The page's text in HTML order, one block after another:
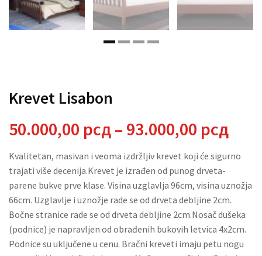
Krevet Lisabon
50.000,00 рсд– 93.000,00 рсд
od
do
Kvalitetan, masivan i veoma izdržljiv krevet koji će sigurno
trajati više decenija.Krevet je izrađen od punog drveta-
parene bukve prve klase. Visina uzglavlja 96cm, visina uznožja
66cm. Uzglavlje i uznožje rade se od drveta debljine 2cm.
Bočne stranice rade se od drveta debljine 2cm.Nosač dušeka
(podnice) je napravljen od obrađenih bukovih letvica 4x2cm.
Podnice su uključene u cenu. Bračni kreveti imaju petu nogu